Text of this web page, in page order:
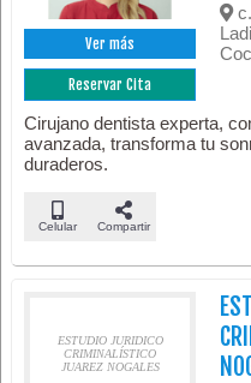
Ver más
Reservar Cita
c.
Cirujano dentista experta,
avanzada, transforma tu
duraderos.
Celular Compartir
ESTUDIO JURIDICO
CRIMINALÍSTICO
JUAREZ NOGALES